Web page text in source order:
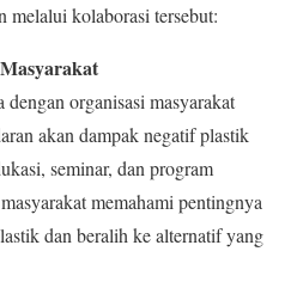
melalui kolaborasi tersebut:
organisasi masyarakat
akan dampak negatif plastik
seminar, dan program
memahami pentingnya
dan beralih ke alternatif yang